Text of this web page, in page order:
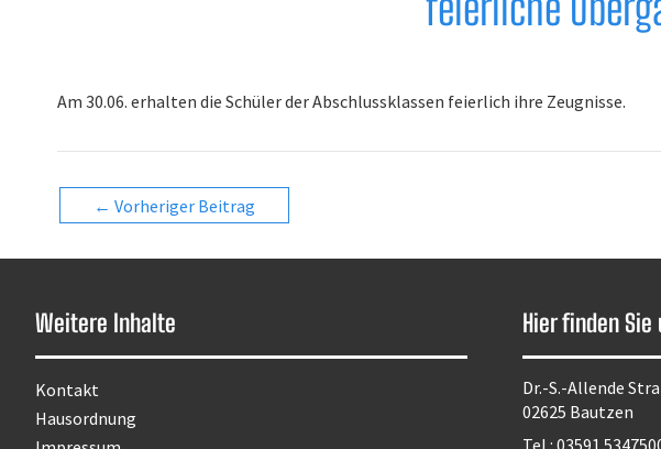
Am 30.06. erhalten die Schüler der Abschlussklassen feierlich ihre Zeugnisse.
navigation
← Vorheriger Beitrag
Weitere Inhalte
Kontakt
Hausordnung
Hier finden Sie
Dr.-S.-Allende
02625 Bautzen
Tel.:03591